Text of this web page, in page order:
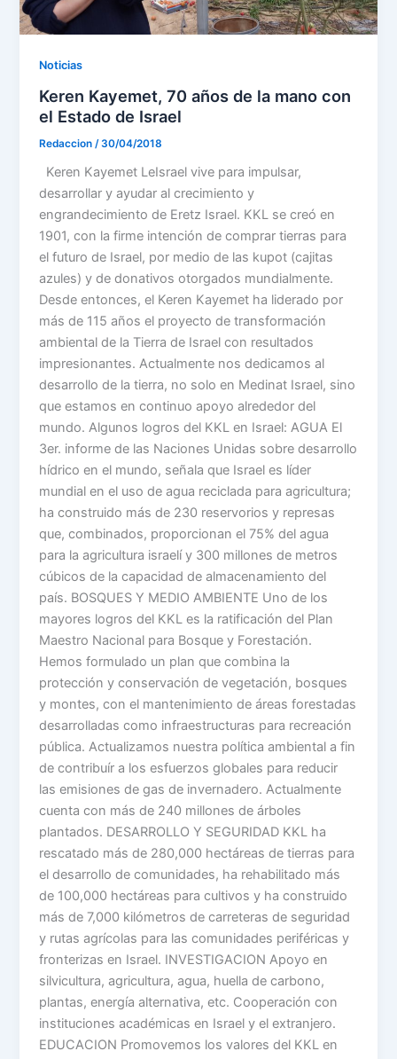
Noticias
Keren Kayemet, 70 años de la mano con
el Estado de Israel
Redaccion /30/04/2018
Keren Kayemet LeIsrael vive para impulsar,
desarrollar y ayudar al crecimiento y
engrandecimiento de Eretz Israel. KKL se creó en
1901, con la firme intención de comprar tierras para
el futuro de Israel, por medio de las kupot (cajitas
azules) y de donativos otorgados mundialmente.
Desde entonces, el Keren Kayemet ha liderado por
más de 115 años el proyecto de transformación
ambiental de la Tierra de Israel con resultados
impresionantes. Actualmente nos dedicamos al
desarrollo de la tierra, no solo en Medinat Israel, sino
que estamos en continuo apoyo alrededor del
mundo. Algunos logros del KKL en Israel: AGUA El
3er. informe de las Naciones Unidas sobre desarrollo
hídrico en el mundo, señala que Israel es líder
mundial en el uso de agua reciclada para agricultura;
ha construido más de 230 reservorios y represas
que, combinados, proporcionan el 75% del agua
para la agricultura israelí y 300 millones de metros
cúbicos de la capacidad de almacenamiento del
país. BOSQUES Y MEDIO AMBIENTE Uno de los
mayores logros del KKL es la ratificación del Plan
Maestro Nacional para Bosque y Forestación.
Hemos formulado un plan que combina la
protección y conservación de vegetación, bosques
y montes, con el mantenimiento de áreas forestadas
desarrolladas como infraestructuras para recreación
pública. Actualizamos nuestra política ambiental a fin
de contribuír a los esfuerzos globales para reducir
las emisiones de gas de invernadero. Actualmente
cuenta con más de 240 millones de árboles
plantados. DESARROLLO Y SEGURIDAD KKL ha
rescatado más de 280,000 hectáreas de tierras para
el desarrollo de comunidades, ha rehabilitado más
de 100,000 hectáreas para cultivos y ha construido
más de 7,000 kilómetros de carreteras de seguridad
y rutas agrícolas para las comunidades periféricas y
fronterizas en Israel. INVESTIGACION Apoyo en
silvicultura, agricultura, agua, huella de carbono,
plantas, energía alternativa, etc. Cooperación con
instituciones académicas en Israel y el extranjero.
EDUCACION Promovemos los valores del KKL en